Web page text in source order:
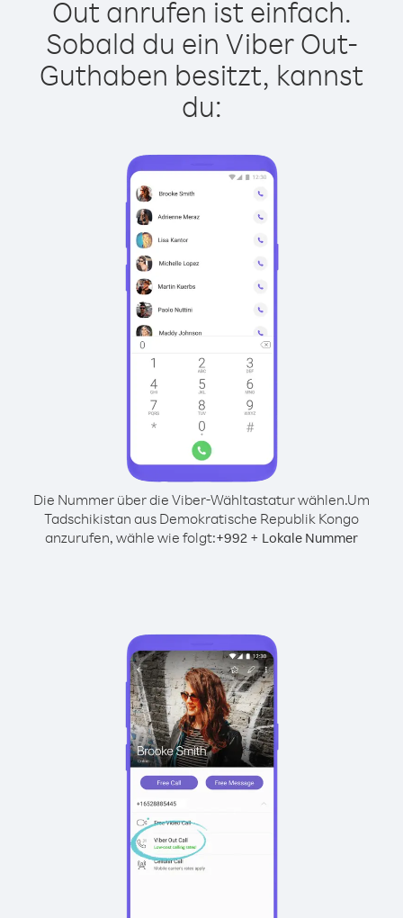
Out anrufen ist einfach.
Sobald du ein Viber Out-
Guthaben besitzt, kannst
du:
Die Nummer über die Viber-Wähltastatur wählen.Um
Tadschikistan aus Demokratische Republik Kongo
anzurufen, wähle wie folgt:+992 + Lokale Nummer